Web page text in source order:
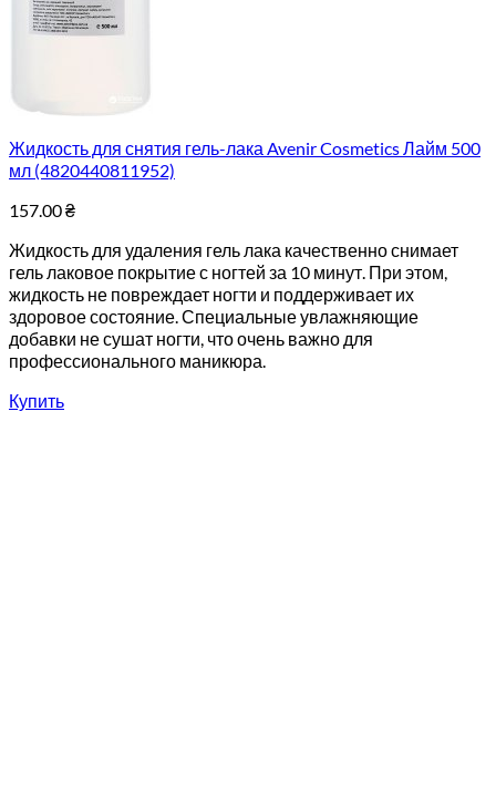
Жидкость для снятия гель-лака Avenir Cosmetics Лайм 500
мл (4820440811952)
157.00₴
Жидкость для удаления гель лака качественно снимает
гель лаковое покрытие с ногтей за 10 минут. При этом,
жидкость не повреждает ногти и поддерживает их
здоровое состояние. Специальные увлажняющие
добавки не сушат ногти, что очень важно для
профессионального маникюра.
Купить